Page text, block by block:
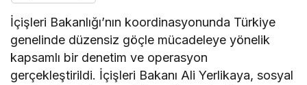
İçişleri Bakanlığı’nın koordinasyonunda Türkiye
genelinde düzensiz göçle mücadeleye yönelik
kapsamlı bir denetim ve operasyon
gerçekleştirildi. İçişleri Bakanı Ali Yerlikaya, sosyal